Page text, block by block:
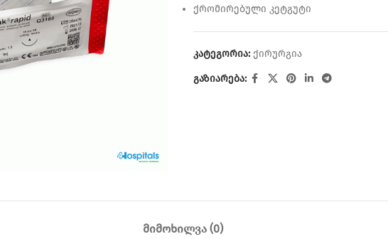
ქრომირებული კეტგუტი
კატეგორია: ქირურგია
გაზიარება:
ᲛᲘᲛᲝᲮᲘᲚᲕᲐ (0)